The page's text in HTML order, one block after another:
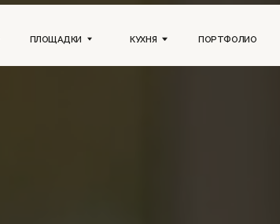
ПЛОЩАДКИ ПОРТФОЛИО